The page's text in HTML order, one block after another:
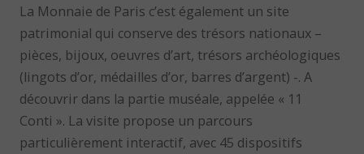
La Monnaie de Paris c’est également un site
patrimonial qui conserve des trésors nationaux –
pièces, bijoux, oeuvres d’art, trésors archéologiques
(lingots d’or, médailles d’or, barres d’argent) -. A
découvrir dans la partie muséale, appelée « 11
Conti ». La visite propose un parcours
particulièrement interactif, avec 45 dispositifs